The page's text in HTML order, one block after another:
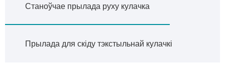
Станоўчае прылада руху кулачка
Прылада для скіду тэкстыльнай кулачкі